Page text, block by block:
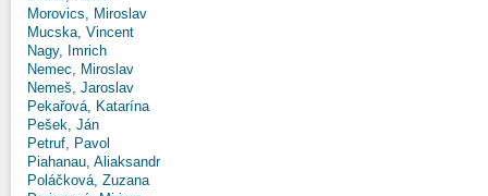
Morovics, Miroslav
Mucska, Vincent
Nagy, Imrich
Nemec, Miroslav
Nemeš, Jaroslav
Pekařová, Katarína
Pešek, Ján
Petruf, Pavol
Piahanau, Aliaksandr
Poláčková, Zuzana